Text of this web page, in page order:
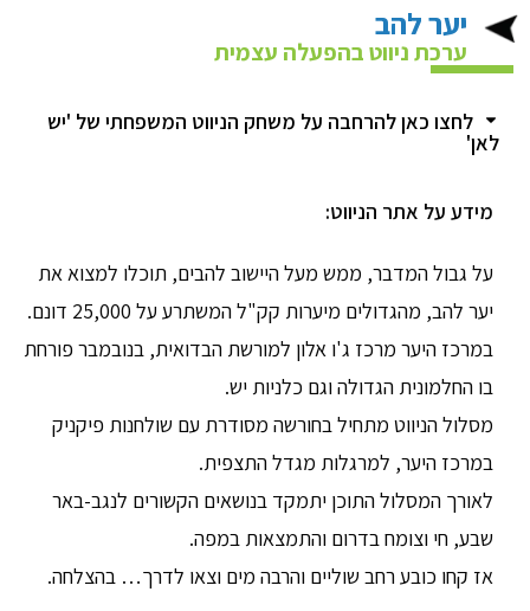
יער להב
ערכת ניווט בהפעלה עצמית
לחצו כאן להרחבה על משחק הניווט המשפחתי של 'יש
לאן'
מידע על אתר הניווט:
על גבול המדבר, ממש מעל היישוב להבים, תוכלו למצוא את
יער להב, מהגדולים מיערות קק"ל המשתרע על 25,000 דונם.
במרכז היער מרכז ג'ו אלון למורשת הבדואית, בנובמבר פורחת
בו החלמונית הגדולה וגם כלניות יש.
מסלול הניווט מתחיל בחורשה מסודרת עם שולחנות פיקניק
במרכז היער, למרגלות מגדל התצפית.
לאורך המסלול התוכן יתמקד בנושאים הקשורים לנגב-באר
שבע, חי וצומח בדרום והתמצאות במפה.
אז קחו כובע רחב שוליים והרבה מים וצאו לדרך… בהצלחה.